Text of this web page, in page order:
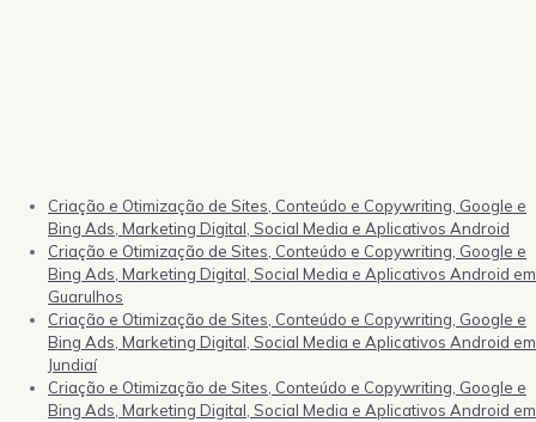
Criação e Otimização de Sites, Conteúdo e Copywriting, Google e
Bing Ads, Marketing Digital, Social Media e Aplicativos Android
Criação e Otimização de Sites, Conteúdo e Copywriting, Google e
Bing Ads, Marketing Digital, Social Media e Aplicativos Android em
Guarulhos
Criação e Otimização de Sites, Conteúdo e Copywriting, Google e
Bing Ads, Marketing Digital, Social Media e Aplicativos Android em
Jundiaí
Criação e Otimização de Sites, Conteúdo e Copywriting, Google e
Bing Ads, Marketing Digital, Social Media e Aplicativos Android em